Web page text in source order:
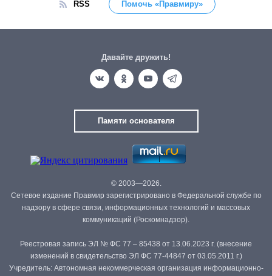
RSS Помочь «Правмиру»
Давайте дружить!
Памяти основателя
© 2003—2026.
Сетевое издание Правмир зарегистрировано в Федеральной службе по
надзору в сфере связи, информационных технологий и массовых
коммуникаций (Роскомнадзор).
Реестровая запись ЭЛ № ФС 77 – 85438 от 13.06.2023 г. (внесение
изменений в свидетельство ЭЛ ФС 77-44847 от 03.05.2011 г.)
Учредитель: Автономная некоммерческая организация информационно-